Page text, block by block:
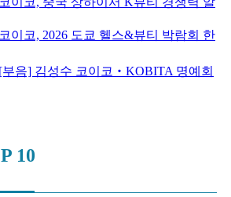
코이코, 2026 도쿄 헬스&뷰티 박람회 한
[부음] 김성수 코이코‧KOBITA 명예회
10